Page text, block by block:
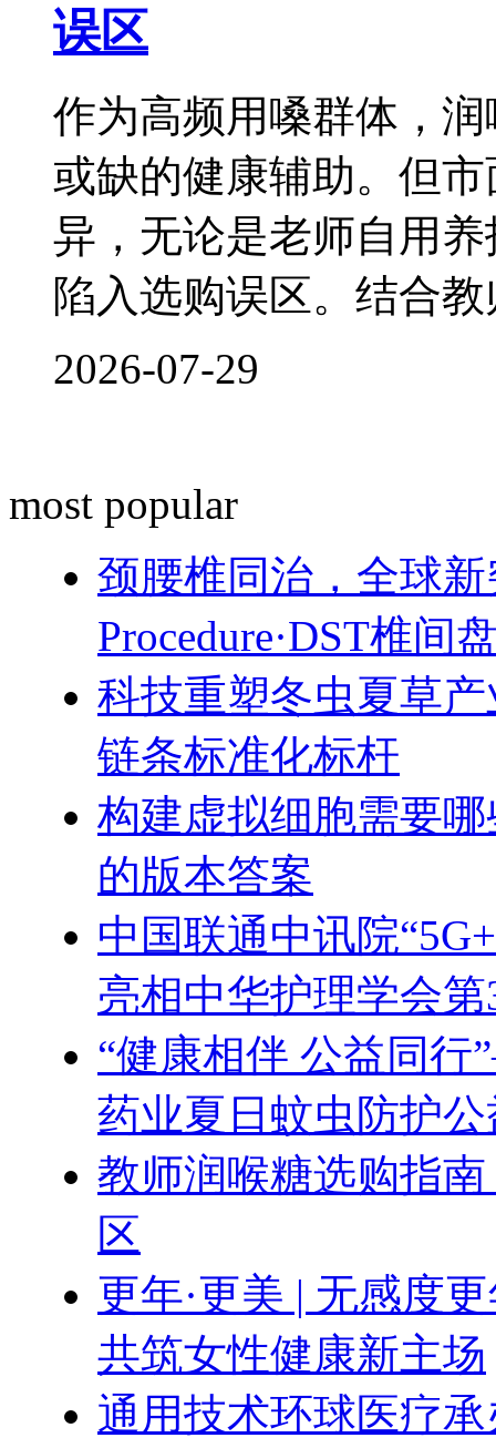
误区
作为高频用嗓群体，
或缺的健康辅助。但
异，无论是老师自用
陷入选购误区。结合
2026-07-29
most popular
颈腰椎同治，全球
Procedure·DST椎间
科技重塑冬虫夏草
链条标准化标杆
构建虚拟细胞需要
的版本答案
中国联通中讯院
亮相中华护理学会
“健康相伴 公益同
药业夏日蚊虫防护
教师润喉糖选购指
区
更年·更美 | 无感度
共筑女性健康新主场
通用技术环球医疗